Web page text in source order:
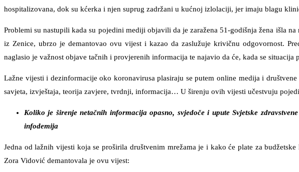
hospitalizovana, dok su kćerka i njen suprug zadržani u kućnoj izlolaciji, jer imaju blagu
Problemi su nastupili kada su pojedini mediji objavili da je zaražena 51-godišnja žena išla
iz Zenice, ubrzo je demantovao ovu vijest i kazao da zaslužuje krivičnu odgovornost.
naglasio je važnost objave tačnih i provjerenih informacija te najavio da će, kada se
Lažne vijesti i dezinformacije oko koronavirusa plasiraju se putem online medija i
savjeta, izvještaja, teorija zavjere, tvrdnji, informacija… U širenju ovih vijesti učestvuju
Koliko je širenje netačnih informacija opasno, svjedoče i upute Svjetske
infodemija
Jedna od lažnih vijesti koja se proširila društvenim mrežama je i kako će plate za
Zora Vidović demantovala je ovu vijest: